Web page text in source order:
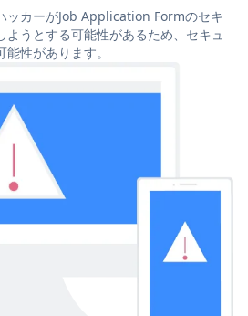
ッカーがJob Application Formのセキ
ようとする可能性があるため、セキュ
性があります。